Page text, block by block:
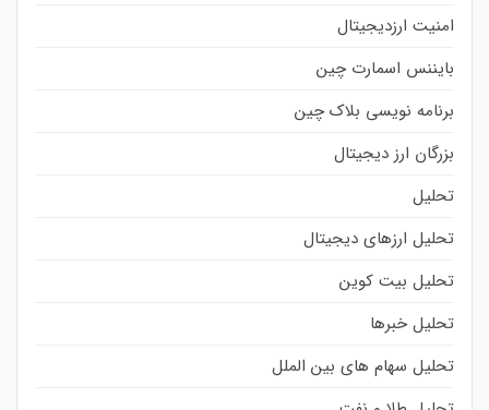
امنیت ارزدیجیتال
بایننس اسمارت چین
برنامه نویسی بلاک چین
بزرگان ارز دیجیتال
تحلیل
تحلیل ارزهای دیجیتال
تحلیل بیت کوین
تحلیل خبرها
تحلیل سهام های بین الملل